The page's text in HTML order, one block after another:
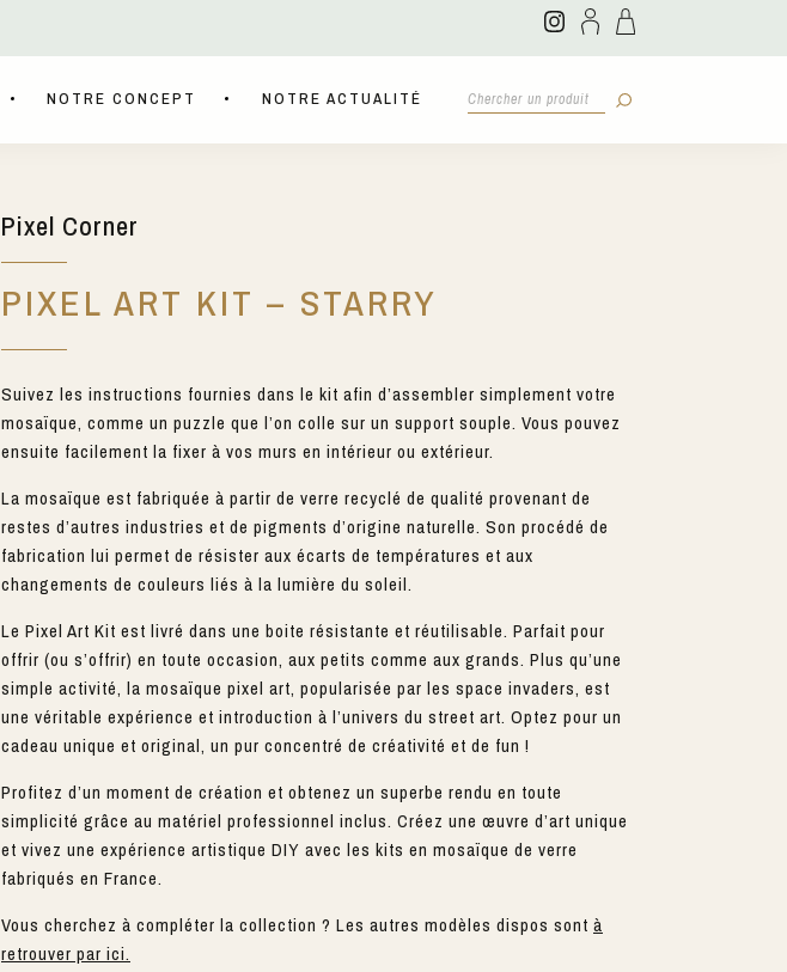
NOTRE CONCEPT NOTRE ACTUALITÉ
Pixel Corner
PIXEL ART KIT – STARRY
Suivez les instructions fournies dans le kit afin d’assembler simplement votre
mosaïque, comme un puzzle que l’on colle sur un support souple. Vous pouvez
ensuite facilement la fixer à vos murs en intérieur ou extérieur.
La mosaïque est fabriquée à partir de verre recyclé de qualité provenant de
restes d’autres industries et de pigments d’origine naturelle. Son procédé de
fabrication lui permet de résister aux écarts de températures et aux
changements de couleurs liés à la lumière du soleil.
Le Pixel Art Kit est livré dans une boite résistante et réutilisable. Parfait pour
offrir (ou s’offrir) en toute occasion, aux petits comme aux grands. Plus qu’une
simple activité, la mosaïque pixel art, popularisée par les space invaders, est
une véritable expérience et introduction à l’univers du street art. Optez pour un
cadeau unique et original, un pur concentré de créativité et de fun !
Profitez d’un moment de création et obtenez un superbe rendu en toute
simplicité grâce au matériel professionnel inclus. Créez une œuvre d’art unique
et vivez une expérience artistique DIY avec les kits en mosaïque de verre
fabriqués en France.
Vous cherchez à compléter la collection ? Les autres modèles dispos sont à
retrouver par ici.